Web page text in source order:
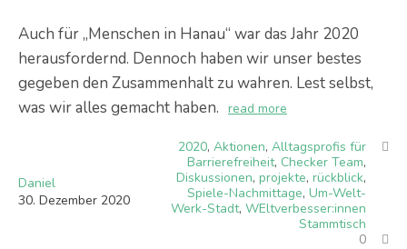
Auch für „Menschen in Hanau“ war das Jahr 2020
herausfordernd. Dennoch haben wir unser bestes
gegeben den Zusammenhalt zu wahren. Lest selbst,
was wir alles gemacht haben. read more
Daniel
30. Dezember 2020
2020, Aktionen, Alltagsprofis für
Barrierefreiheit, Checker Team,
Diskussionen, projekte, rückblick,
Spiele-Nachmittage, Um-Welt-
Werk-Stadt, WEltverbesser:innen
Stammtisch
0